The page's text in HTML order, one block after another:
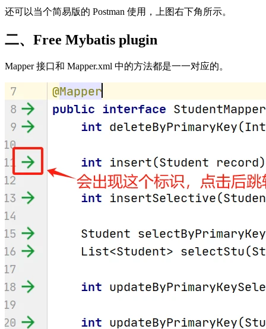
还可以当个简易版的 Postman 使用，上图右下角所示。
二、Free Mybatis plugin
Mapper 接口和 Mapper.xml 中的方法都是一一对应的。